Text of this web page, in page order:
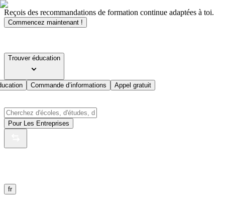
Reçois des recommandations de formation continue adaptées à toi.
Commencez maintenant !
Trouver éducation
Commande d’informations Appel gratuit
Pour Les Entreprises
fr